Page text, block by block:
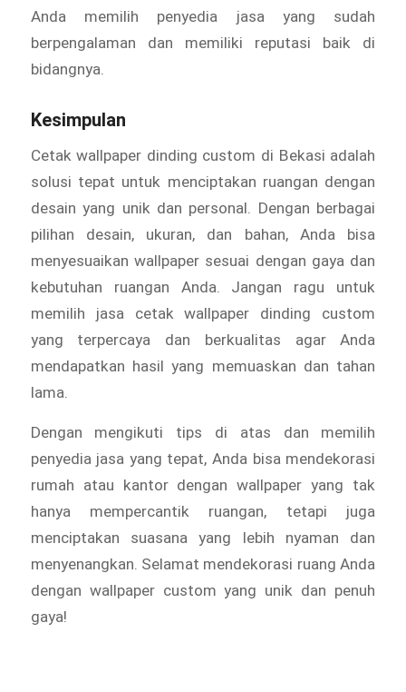
Anda memilih penyedia jasa yang sudah
berpengalaman dan memiliki reputasi baik di
bidangnya.
Kesimpulan
Cetak wallpaper dinding custom di Bekasi adalah
solusi tepat untuk menciptakan ruangan dengan
desain yang unik dan personal. Dengan berbagai
pilihan desain, ukuran, dan bahan, Anda bisa
menyesuaikan wallpaper sesuai dengan gaya dan
kebutuhan ruangan Anda. Jangan ragu untuk
memilih jasa cetak wallpaper dinding custom
yang terpercaya dan berkualitas agar Anda
mendapatkan hasil yang memuaskan dan tahan
lama.
Dengan mengikuti tips di atas dan memilih
penyedia jasa yang tepat, Anda bisa mendekorasi
rumah atau kantor dengan wallpaper yang tak
hanya mempercantik ruangan, tetapi juga
menciptakan suasana yang lebih nyaman dan
menyenangkan. Selamat mendekorasi ruang Anda
dengan wallpaper custom yang unik dan penuh
gaya!